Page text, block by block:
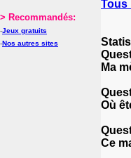
> Recommandés:
-Jeux gratuits
-Nos autres sites
Tous
Ma
Où
Ce